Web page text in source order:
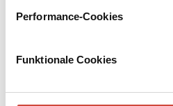
Performance-Cookies
Funktionale Cookies